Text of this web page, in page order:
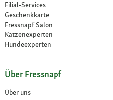
Filial-Services
Geschenkkarte
Fressnapf Salon
Katzenexperten
Hundeexperten
Über Fressnapf
Über uns